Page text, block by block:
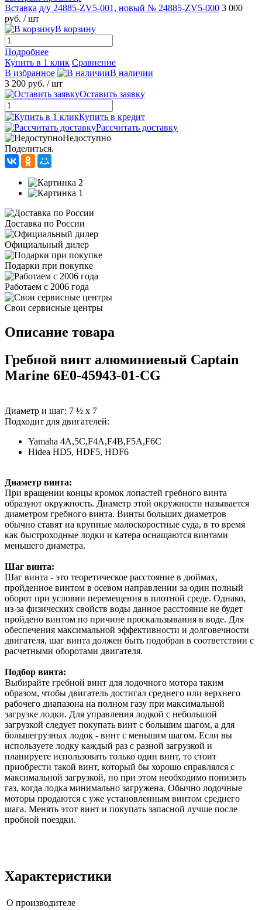
Вставка д/у 24885-ZV5-001, новый № 24885-ZV5-000 3 000
руб. / шт
В корзину
Подробнее
Купить в 1 клик Сравнение
В избранное
В наличии
3 200 руб. / шт
Оставить заявку
Купить в кредит
Рассчитать доставку
Недоступно
Поделиться.
Доставка по России
Официальный дилер
Подарки при покупке
Работаем с 2006 года
Свои сервисные центры
Описание товара
Гребной винт алюминиевый Captain
Marine 6E0-45943-01-CG
Диаметр и шаг: 7 ½ х 7
Подходит для двигателей:
Yamaha 4A,5C,F4A,F4B,F5A,F6C
Hidea HD5, HDF5, HDF6
Диаметр винта:
При вращении концы кромок лопастей гребного винта
образуют окружность. Диаметр этой окружности называется
диаметром гребного винта. Винты больших диаметров
обычно ставят на крупные малоскоростные суда, в то время
как быстроходные лодки и катера оснащаются винтами
меньшего диаметра.
Шаг винта:
Шаг винта - это теоретическое расстояние в дюймах,
пройденное винтом в осевом направлении за один полный
оборот при условии перемещения в плотной среде. Однако,
из-за физических свойств воды данное расстояние не будет
пройдено винтом по причине проскальзывания в воде. Для
обеспечения максимальной эффективности и долговечности
двигателя, шаг винта должен быть подобран в соответствии с
расчетными оборотами двигателя.
Подбор винта:
Выбирайте гребной винт для лодочного мотора таким
образом, чтобы двигатель достигал среднего или верхнего
рабочего диапазона на полном газу при максимальной
загрузке лодки. Для управления лодкой с небольшой
загрузкой следует покупать винт с большим шагом, а для
большегрузных лодок - винт с меньшим шагом. Если вы
используете лодку каждый раз с разной загрузкой и
планируете использовать только один винт, то стоит
приобрести такой винт, который бы хорошо справлялся с
максимальной загрузкой, но при этом необходимо понизить
газ, когда лодка минимально загружена. Обычно лодочные
моторы продаются с уже установленным винтом среднего
шага. Менять этот винт и покупать запасной лучше после
пробной поездки.
Характеристики
О производителе